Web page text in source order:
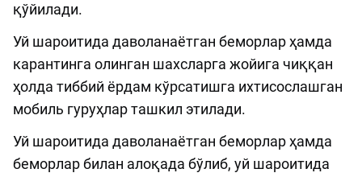
қўйилади.
Уй шароитида даволанаётган беморлар ҳамда
карантинга олинган шахсларга жойига чиққан
ҳолда тиббий ёрдам кўрсатишга ихтисослашган
мобиль гуруҳлар ташкил этилади.
Уй шароитида даволанаётган беморлар ҳамда
беморлар билан алоқада бўлиб, уй шароитида